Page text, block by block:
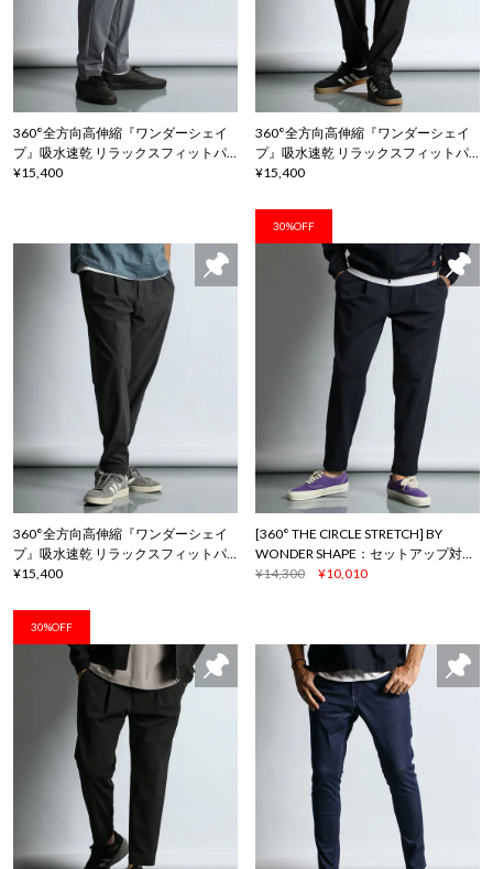
360°全方向高伸縮『ワンダーシェイ
プ』吸水速乾 リラックスフィットパ
ンツ
¥15,400
360°全方向高伸縮『ワンダーシェイ
プ』吸水速乾 リラックスフィットパ
ンツ
¥15,400
360°全方向高伸縮『ワンダーシェイ
プ』吸水速乾 リラックスフィットパ
ンツ
¥15,400
30%OFF
[360° THE CIRCLE STRETCH] BY
WONDER SHAPE：セットアップ対応
/ 軽量・速乾 テーパードパンツ
¥14,300 ¥10,010
30%OFF